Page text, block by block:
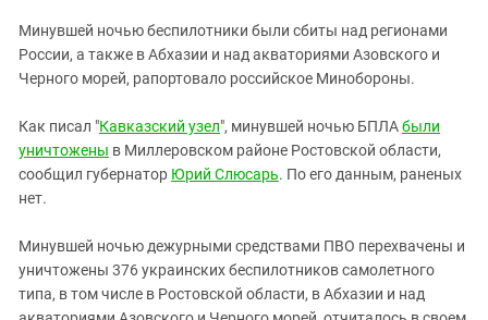
КАВКАЗ ЗА ПАЛЕСТИНУ
ИНАКОМЫСЛИЕ В ЧЕЧНЕ
ПРЕСЛЕДОВАНИЕ АКТИВИСТОВ
Ингушетия
Кабардино-Балкария
Калмыкия
Карачаево-Черкесия
Краснодарский край
Российская Федерация
Ростовская область
Минувшей ночью беспилотники были сбиты над регионами
России, а также в Абхазии и над акваториями Азовского и
Черного морей, рапортовало российское Минобороны.
Как писал "Кавказский узел", минувшей ночью БПЛАбыли
уничтожены в Миллеровском районе Ростовской области,
сообщил губернатор Юрий Слюсарь. По его данным, раненых
нет.
Минувшей ночью дежурными средствами ПВО перехвачены и
уничтожены 376 украинских беспилотников самолетного
типа, в том числе в Ростовской области, в Абхазии и над